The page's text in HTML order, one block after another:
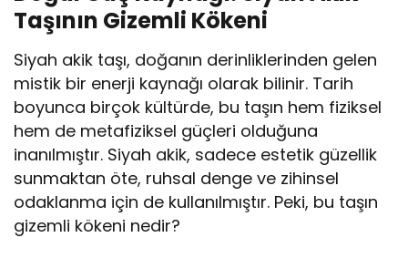
Taşının Gizemli Kökeni
Siyah akik taşı, doğanın derinliklerinden gelen
mistik bir enerji kaynağı olarak bilinir. Tarih
boyunca birçok kültürde, bu taşın hem fiziksel
hem de metafiziksel güçleri olduğuna
inanılmıştır. Siyah akik, sadece estetik güzellik
sunmaktan öte, ruhsal denge ve zihinsel
odaklanma için de kullanılmıştır. Peki, bu taşın
gizemli kökeni nedir?